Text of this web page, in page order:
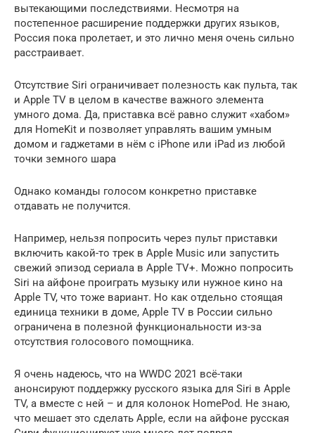
вытекающими последствиями. Несмотря на
постепенное расширение поддержки других языков,
Россия пока пролетает, и это лично меня очень сильно
расстраивает.
Отсутствие Siri ограничивает полезность как пульта, так
и Apple TV в целом в качестве важного элемента
умного дома. Да, приставка всё равно служит «хабом»
для HomeKit и позволяет управлять вашим умным
домом и гаджетами в нём с iPhone или iPad из любой
точки земного шара
Однако команды голосом конкретно приставке
отдавать не получится.
Например, нельзя попросить через пульт приставки
включить какой-то трек в Apple Music или запустить
свежий эпизод сериала в Apple TV+. Можно попросить
Siri на айфоне проиграть музыку или нужное кино на
Apple TV, что тоже вариант. Но как отдельно стоящая
единица техники в доме, Apple TV в России сильно
ограничена в полезной функциональности из-за
отсутствия голосового помощника.
Я очень надеюсь, что на WWDC 2021 всё-таки
анонсируют поддержку русского языка для Siri в Apple
TV, а вместе с ней – и для колонок HomePod. Не знаю,
что мешает это сделать Apple, если на айфоне русская